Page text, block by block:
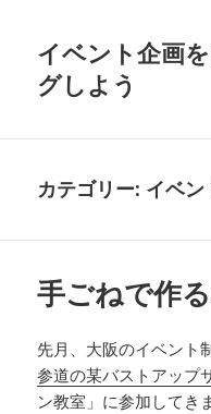
イベント企画
グしよう
カテゴリー: イベン
手ごねで作
先月、大阪のイベント
参道の某バストアップ
ン教室」に参加してき